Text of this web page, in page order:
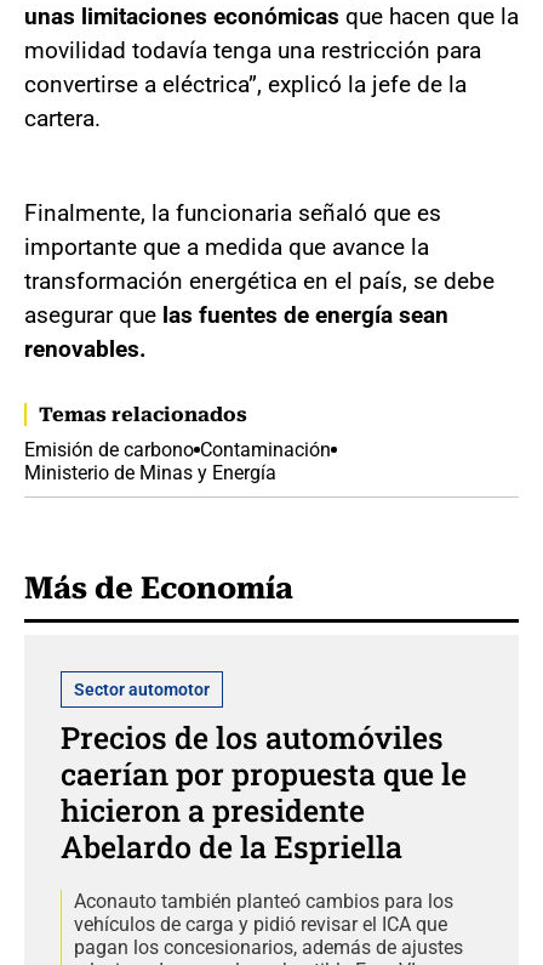
unas limitaciones económicas que hacen que la
movilidad todavía tenga una restricción para
convertirse a eléctrica”, explicó la jefe de la
cartera.
Finalmente, la funcionaria señaló que es
importante que a medida que avance la
transformación energética en el país, se debe
asegurar que las fuentes de energía sean
renovables.
Temas relacionados
Emisión de carbono Contaminación
Ministerio de Minas y Energía
Más de Economía
Sector automotor
Precios de los automóviles
caerían por propuesta que le
hicieron a presidente
Abelardo de la Espriella
Aconauto también planteó cambios para los
vehículos de carga y pidió revisar el ICA que
pagan los concesionarios, además de ajustes